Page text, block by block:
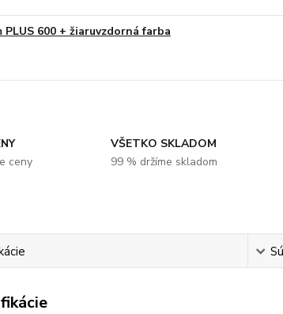
600 + žiaruvzdorná farba
ceny
VŠETKO SKLADOM
99 % držíme skladom